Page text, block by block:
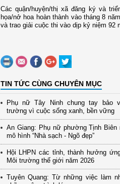
Các quận/huyện/thị xã đăng ký và
họa/nở hoa hoàn thành vào tháng 8
và trao giải cuộc thi vào dịp kỷ niệm 92
TIN TỨC CÙNG CHUYÊN MỤC
Phụ nữ Tây Ninh chung tay bảo
trường vì cuộc sống xanh, bền vững
An Giang: Phụ nữ phường Tịnh Biên
mô hình “Nhà sạch - Ngõ đẹp”
Hội LHPN các tỉnh, thành hưởng
Môi trường thế giới năm 2026
Tuyên Quang: Từ những việc làm